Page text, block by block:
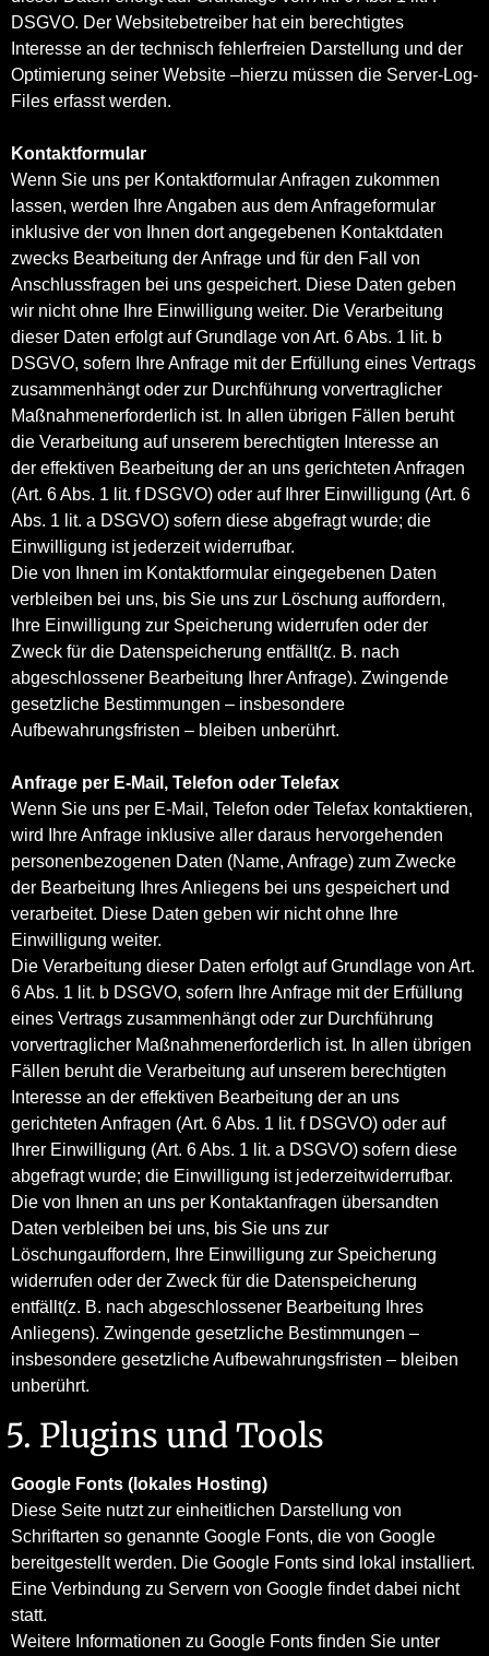
DSGVO. Der Websitebetreiber hat ein berechtigtes
Interesse an der technisch fehlerfreien Darstellung und der
Optimierung seiner Website –hierzu müssen die Server-Log-
Files erfasst werden.
Kontaktformular
Wenn Sie uns per Kontaktformular Anfragen zukommen
lassen, werden Ihre Angaben aus dem Anfrageformular
inklusive der von Ihnen dort angegebenen Kontaktdaten
zwecks Bearbeitung der Anfrage und für den Fall von
Anschlussfragen bei uns gespeichert. Diese Daten geben
wir nicht ohne Ihre Einwilligung weiter. Die Verarbeitung
dieser Daten erfolgt auf Grundlage von Art. 6 Abs. 1 lit. b
DSGVO, sofern Ihre Anfrage mit der Erfüllung eines Vertrags
zusammenhängt oder zur Durchführung vorvertraglicher
Maßnahmenerforderlich ist. In allen übrigen Fällen beruht
die Verarbeitung auf unserem berechtigten Interesse an
der effektiven Bearbeitung der an uns gerichteten Anfragen
(Art. 6 Abs. 1 lit. f DSGVO) oder auf Ihrer Einwilligung (Art. 6
Abs. 1 lit. a DSGVO) sofern diese abgefragt wurde; die
Einwilligung ist jederzeit widerrufbar.
Die von Ihnen im Kontaktformular eingegebenen Daten
verbleiben bei uns, bis Sie uns zur Löschung auffordern,
Ihre Einwilligung zur Speicherung widerrufen oder der
Zweck für die Datenspeicherung entfällt(z. B. nach
abgeschlossener Bearbeitung Ihrer Anfrage). Zwingende
gesetzliche Bestimmungen – insbesondere
Aufbewahrungsfristen – bleiben unberührt.
Anfrage per E-Mail, Telefon oder Telefax
Wenn Sie uns per E-Mail, Telefon oder Telefax kontaktieren,
wird Ihre Anfrage inklusive aller daraus hervorgehenden
personenbezogenen Daten (Name, Anfrage) zum Zwecke
der Bearbeitung Ihres Anliegens bei uns gespeichert und
verarbeitet. Diese Daten geben wir nicht ohne Ihre
Einwilligung weiter.
Die Verarbeitung dieser Daten erfolgt auf Grundlage von Art.
6 Abs. 1 lit. b DSGVO, sofern Ihre Anfrage mit der Erfüllung
eines Vertrags zusammenhängt oder zur Durchführung
vorvertraglicher Maßnahmenerforderlich ist. In allen übrigen
Fällen beruht die Verarbeitung auf unserem berechtigten
Interesse an der effektiven Bearbeitung der an uns
gerichteten Anfragen (Art. 6 Abs. 1 lit. f DSGVO) oder auf
Ihrer Einwilligung (Art. 6 Abs. 1 lit. a DSGVO) sofern diese
abgefragt wurde; die Einwilligung ist jederzeitwiderrufbar.
Die von Ihnen an uns per Kontaktanfragen übersandten
Daten verbleiben bei uns, bis Sie uns zur
Löschungauffordern, Ihre Einwilligung zur Speicherung
widerrufen oder der Zweck für die Datenspeicherung
entfällt(z. B. nach abgeschlossener Bearbeitung Ihres
Anliegens). Zwingende gesetzliche Bestimmungen –
insbesondere gesetzliche Aufbewahrungsfristen – bleiben
unberührt.
5. Plugins und Tools
Google Fonts (lokales Hosting)
Diese Seite nutzt zur einheitlichen Darstellung von
Schriftarten so genannte Google Fonts, die von Google
bereitgestellt werden. Die Google Fonts sind lokal installiert.
Eine Verbindung zu Servern von Google findet dabei nicht
statt.
Weitere Informationen zu Google Fonts finden Sie unter